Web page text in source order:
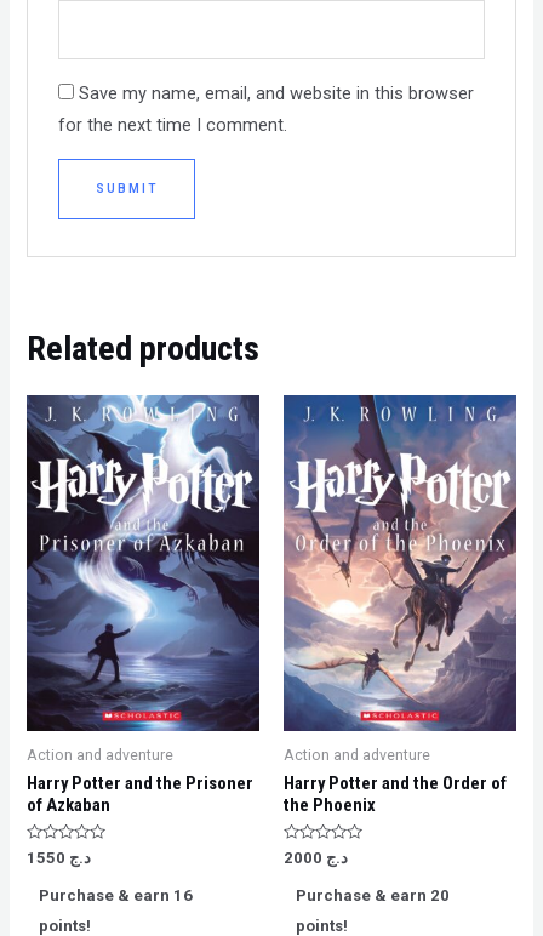
Save my name, email, and website in this browser
for the next time I comment.
Related products
Action and adventure
Harry Potter and the Prisoner
of Azkaban
Rated
0
of
د.ج
Purchase & earn 16
points!
Action and adventure
Harry Potter and the Order of
the Phoenix
Rated
0
د.ج
Purchase & earn 20
points!